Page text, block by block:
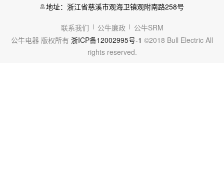
地址：浙江省慈溪市观海卫镇观附南路258号
联系我们 公牛廉政
公牛SRM
公牛电器 版权所有 浙ICP备12002995号-1 ©2018 Bull Electric All
rights reserved.